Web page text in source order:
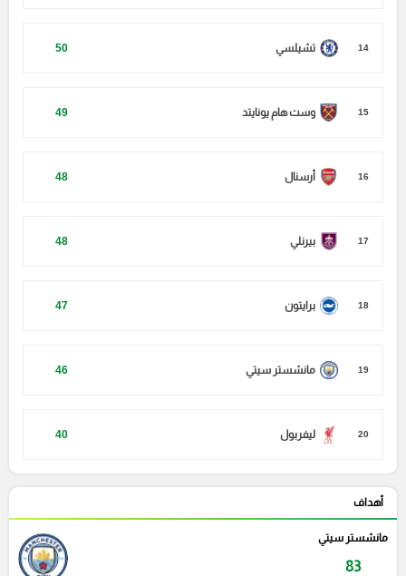
14 تشيلسي 50
15 وست هام يونايتد 49
16 أرسنال 48
17 بيرنلي 48
18 برايتون 47
19 مانشستر سيتي 46
20 ليفربول 40
أهداف
مانشستر سيتي
83